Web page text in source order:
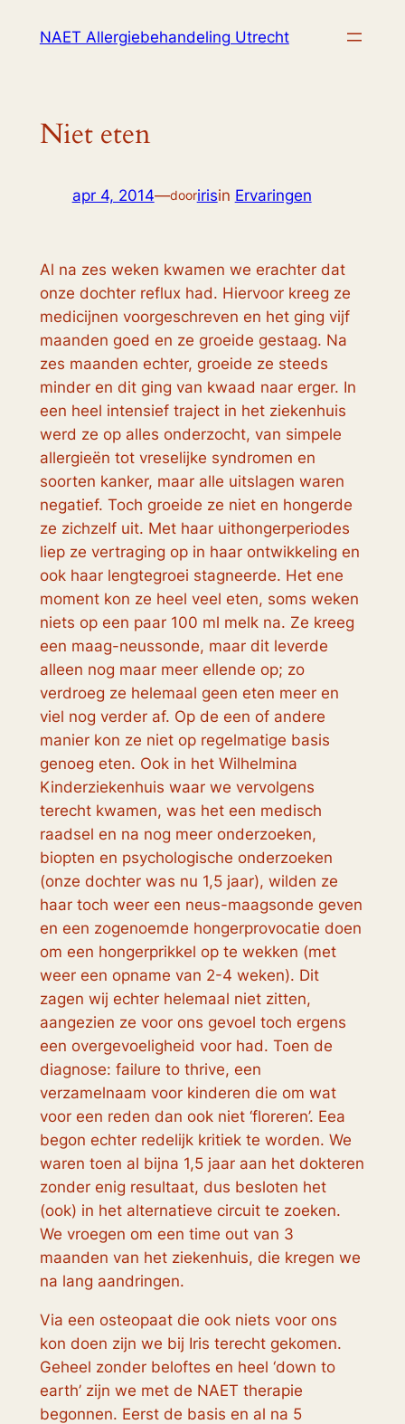
NAET Allergiebehandeling Utrecht
Niet eten
apr 4, 2014—dooririsin Ervaringen
Al na zes weken kwamen we erachter dat
onze dochter reflux had. Hiervoor kreeg ze
medicijnen voorgeschreven en het ging vijf
maanden goed en ze groeide gestaag. Na
zes maanden echter, groeide ze steeds
minder en dit ging van kwaad naar erger. In
een heel intensief traject in het ziekenhuis
werd ze op alles onderzocht, van simpele
allergieën tot vreselijke syndromen en
soorten kanker, maar alle uitslagen waren
negatief. Toch groeide ze niet en hongerde
ze zichzelf uit. Met haar uithongerperiodes
liep ze vertraging op in haar ontwikkeling en
ook haar lengtegroei stagneerde. Het ene
moment kon ze heel veel eten, soms weken
niets op een paar 100 ml melk na. Ze kreeg
een maag-neussonde, maar dit leverde
alleen nog maar meer ellende op; zo
verdroeg ze helemaal geen eten meer en
viel nog verder af. Op de een of andere
manier kon ze niet op regelmatige basis
genoeg eten. Ook in het Wilhelmina
Kinderziekenhuis waar we vervolgens
terecht kwamen, was het een medisch
raadsel en na nog meer onderzoeken,
biopten en psychologische onderzoeken
(onze dochter was nu 1,5 jaar), wilden ze
haar toch weer een neus-maagsonde geven
en een zogenoemde hongerprovocatie doen
om een hongerprikkel op te wekken (met
weer een opname van 2-4 weken). Dit
zagen wij echter helemaal niet zitten,
aangezien ze voor ons gevoel toch ergens
een overgevoeligheid voor had. Toen de
diagnose: failure to thrive, een
verzamelnaam voor kinderen die om wat
voor een reden dan ook niet ‘floreren’. Eea
begon echter redelijk kritiek te worden. We
waren toen al bijna 1,5 jaar aan het dokteren
zonder enig resultaat, dus besloten het
(ook) in het alternatieve circuit te zoeken.
We vroegen om een time out van 3
maanden van het ziekenhuis, die kregen we
na lang aandringen.
Via een osteopaat die ook niets voor ons
kon doen zijn we bij Iris terecht gekomen.
Geheel zonder beloftes en heel ‘down to
earth’ zijn we met de NAET therapie
begonnen. Eerst de basis en al na 5